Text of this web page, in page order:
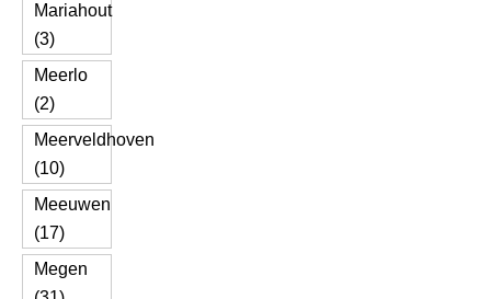
Mariahout
(3)
Meerlo
(2)
Meerveldhoven
(10)
Meeuwen
(17)
Megen